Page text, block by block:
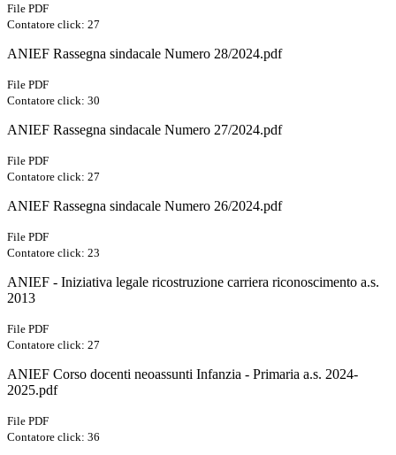
File PDF
Contatore click: 27
ANIEF Rassegna sindacale Numero 28/2024.pdf
File PDF
Contatore click: 30
ANIEF Rassegna sindacale Numero 27/2024.pdf
File PDF
Contatore click: 27
ANIEF Rassegna sindacale Numero 26/2024.pdf
File PDF
Contatore click: 23
ANIEF - Iniziativa legale ricostruzione carriera riconoscimento a.s.
2013
File PDF
Contatore click: 27
ANIEF Corso docenti neoassunti Infanzia - Primaria a.s. 2024-
2025.pdf
File PDF
Contatore click: 36